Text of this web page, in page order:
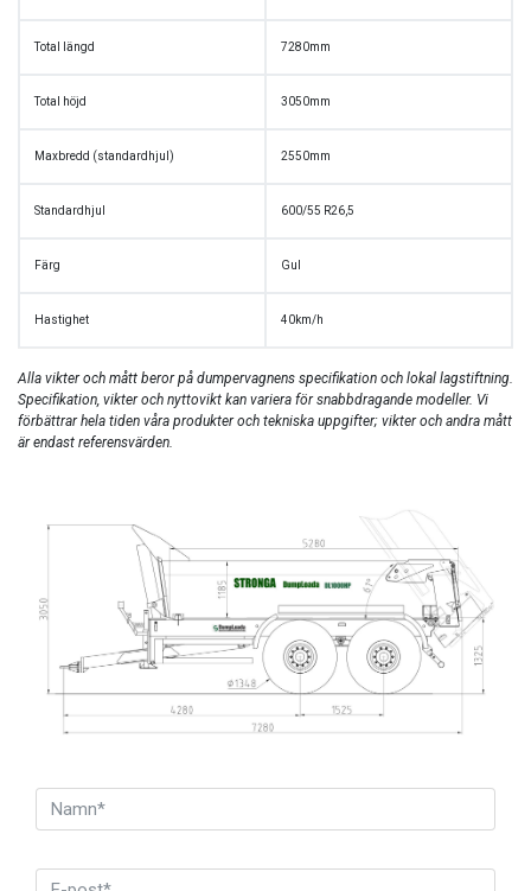
Total längd 7280mm
Total höjd 3050mm
Maxbredd (standardhjul) 2550mm
Standardhjul 600/55 R26,5
Färg Gul
Hastighet 40km/h
Alla vikter och mått beror på dumpervagnens specifikation och lokal lagstiftning.
Specifikation, vikter och nyttovikt kan variera för snabbdragande modeller. Vi
förbättrar hela tiden våra produkter och tekniska uppgifter; vikter och andra mått
är endast referensvärden.